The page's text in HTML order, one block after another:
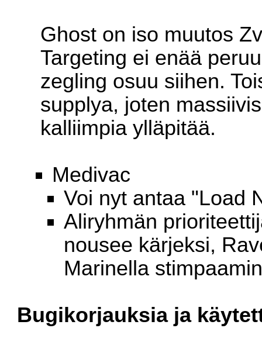
Ghost on iso muutos
Targeting ei enää
zegling osuu siihen.
supplya, joten
kalliimpia ylläpitää.
Medivac
Voi nyt antaa "Load
Aliryhmän
nousee kärjeksi,
Marinella
Bugikorjauksia ja